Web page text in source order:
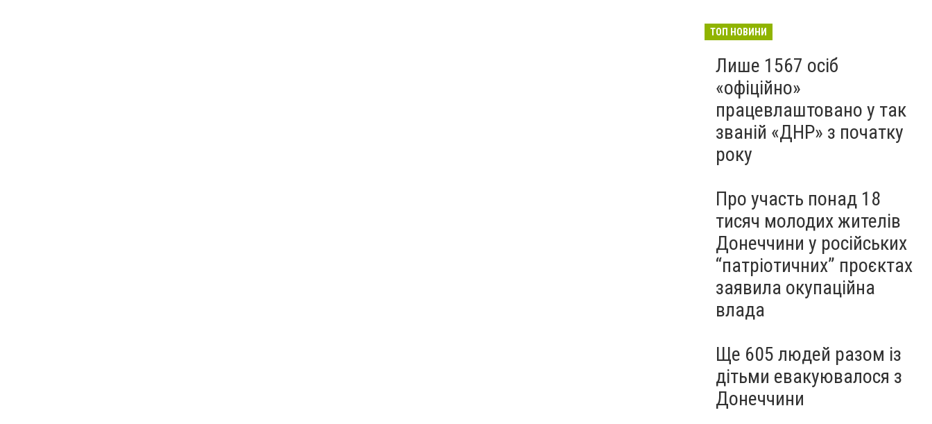
ТОП НОВИНИ
Лише 1567 осіб
«офіційно»
працевлаштовано у так
званій «ДНР» з початку
року
Про участь понад 18
тисяч молодих жителів
Донеччини у російських
“патріотичних” проєктах
заявила окупаційна
влада
Ще 605 людей разом із
дітьми евакуювалося з
Донеччини